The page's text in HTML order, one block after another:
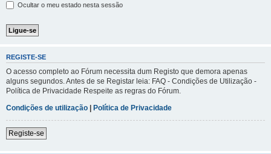
Ocultar o meu estado nesta sessão
REGISTE-SE
O acesso completo ao Fórum necessita dum Registo que demora apenas
alguns segundos. Antes de se Registar leia: FAQ - Condições de Utilização -
Política de Privacidade Respeite as regras do Fórum.
Condições de utilização | Política de Privacidade
Registe-se